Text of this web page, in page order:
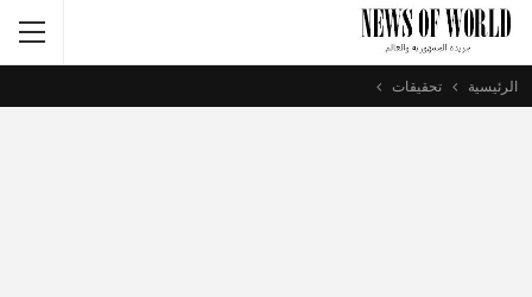
الرئيسية تحقيقات